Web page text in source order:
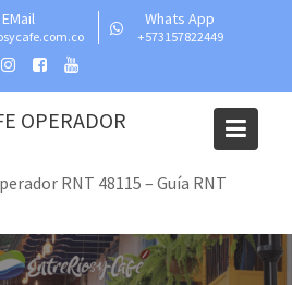
Whats App
+573157822449
OPERADOR
RNT 48115 – Guía RNT